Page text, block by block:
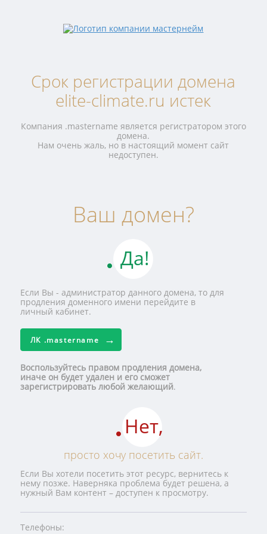
Срок регистрации домена
elite-climate.ru истек
Компания .mastername является регистратором этого
домена.
Нам очень жаль, но в настоящий момент сайт
недоступен.
Ваш домен?
Да!
Если Вы - администратор данного домена, то для
продления доменного имени перейдите в
личный кабинет.
ЛК .mastername
Воспользуйтесь правом продления домена,
иначе он будет удален и его сможет
зарегистрировать любой желающий.
Нет,
просто хочу посетить сайт.
Если Вы хотели посетить этот ресурс, вернитесь к
нему позже. Наверняка проблема будет решена, а
нужный Вам контент – доступен к просмотру.
Телефоны: